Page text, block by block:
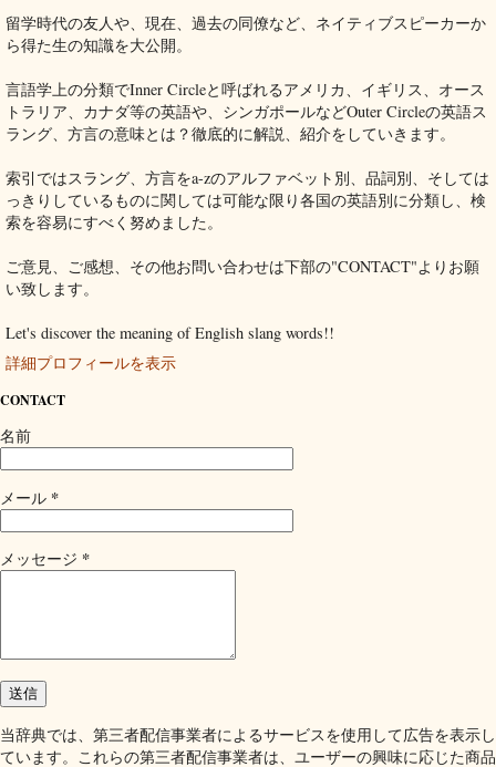
留学時代の友人や、現在、過去の同僚など、ネイティブスピーカーか
ら得た生の知識を大公開。
言語学上の分類でInner Circleと呼ばれるアメリカ、イギリス、オース
トラリア、カナダ等の英語や、シンガポールなどOuter Circleの英語ス
ラング、方言の意味とは？徹底的に解説、紹介をしていきます。
索引ではスラング、方言をa-zのアルファベット別、品詞別、そしては
っきりしているものに関しては可能な限り各国の英語別に分類し、検
索を容易にすべく努めました。
ご意見、ご感想、その他お問い合わせは下部の"CONTACT"よりお願
い致します。
Let's discover the meaning of English slang words!!
詳細プロフィールを表示
CONTACT
名前
メール *
メッセージ *
当辞典では、第三者配信事業者によるサービスを使用して広告を表示し
ています。これらの第三者配信事業者は、ユーザーの興味に応じた商品